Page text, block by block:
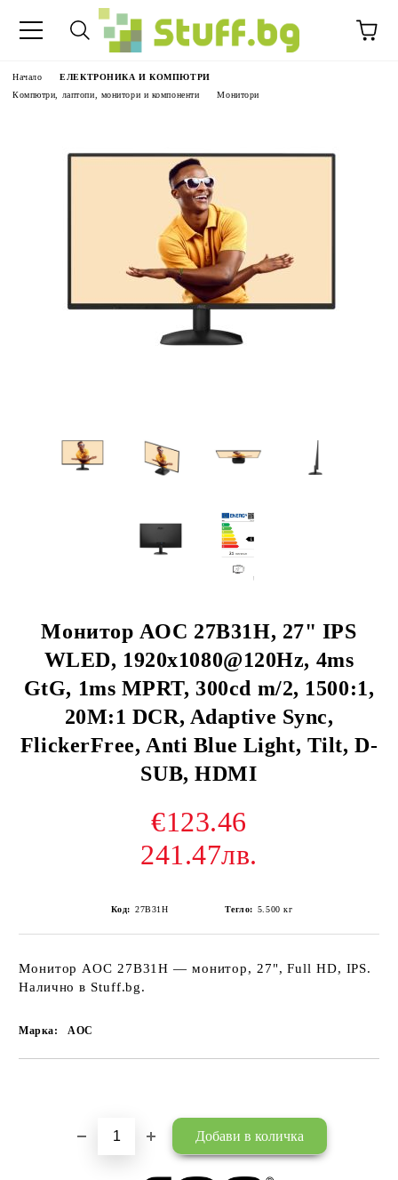
Начало
ЕЛЕКТРОНИКА И КОМПЮТРИ
Компютри, лаптопи, монитори и компоненти
Монитори
Монитор AOC 27B31H, 27" IPS
WLED, 1920x1080@120Hz, 4ms
GtG, 1ms MPRT, 300cd m/2, 1500:1,
20M:1 DCR, Adaptive Sync,
FlickerFree, Anti Blue Light, Tilt, D-
SUB, HDMI
€123.46
241.47лв.
Код: 27B31H Тегло: 5.500 кг
Монитор AOC 27B31H — монитор, 27", Full HD, IPS.
Налично в Stuff.bg.
Марка: AOC